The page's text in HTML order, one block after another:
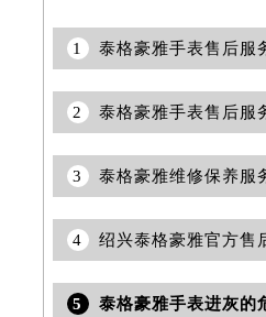
1
2
3
4
5